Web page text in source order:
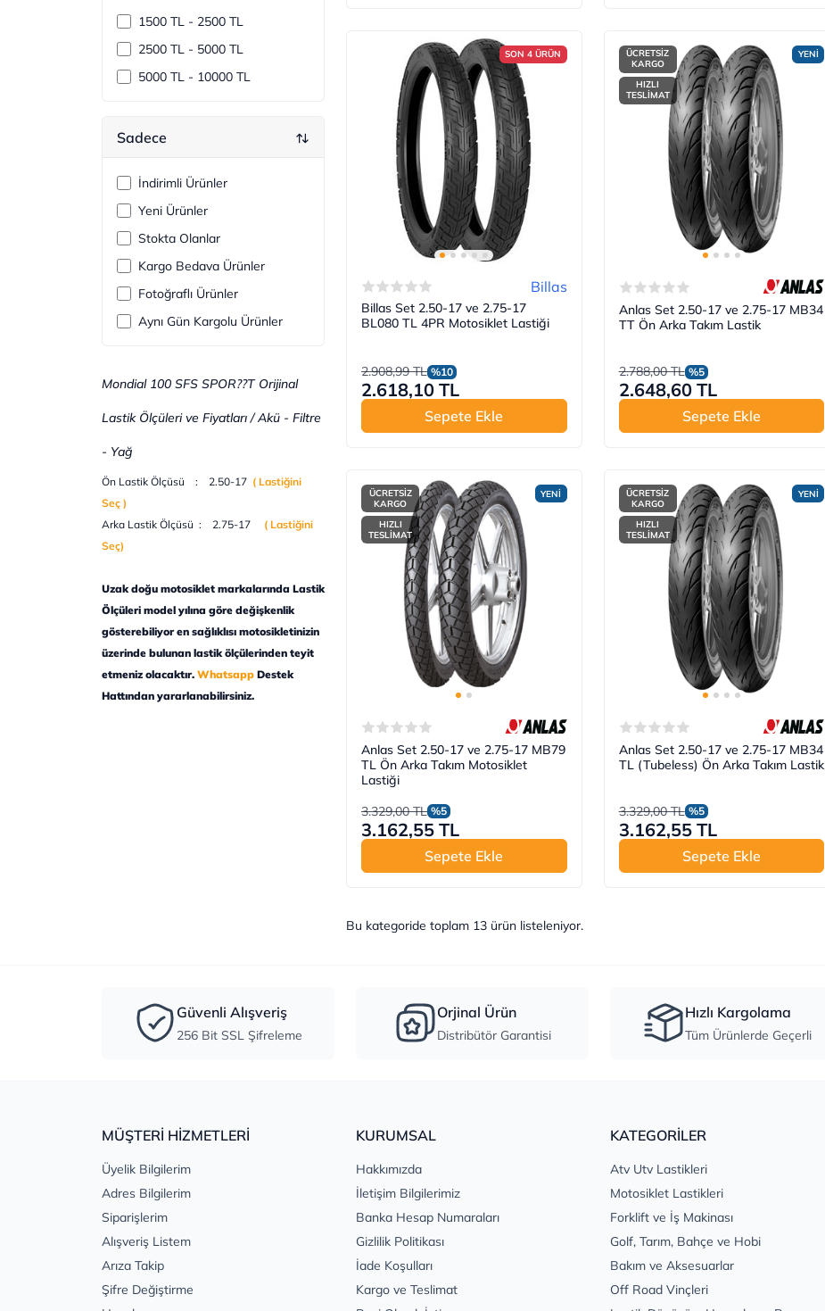
1500 TL - 2500 TL
2500 TL - 5000 TL
5000 TL - 10000 TL
Sadece
İndirimli Ürünler
Yeni Ürünler
Stokta Olanlar
Kargo Bedava Ürünler
Fotoğraflı Ürünler
Aynı Gün Kargolu Ürünler
Mondial 100 SFS SPOR??T Orijinal
Lastik Ölçüleri ve Fiyatları / Akü - Filtre
- Yağ
Ön Lastik Ölçüsü : 2.50-17 ( Lastiğini
Seç )
Arka Lastik Ölçüsü : 2.75-17
( Lastiğini
Seç)
Uzak doğu motosiklet markalarında Lastik
Ölçüleri model yılına göre değişkenlik
gösterebiliyor en sağlıklısı motosikletinizin
üzerinde bulunan lastik ölçülerinden teyit
etmeniz olacaktır. Whatsapp Destek
Hattından yararlanabilirsiniz.
SON 4 ÜRÜN
Billas
Billas Set 2.50-17 ve 2.75-17
BL080 TL 4PR Motosiklet Lastiği
2.908,99 TL %10
2.618,10 TL
Sepete Ekle
YENİ
ÜCRETSİZ
KARGO
HIZLI
TESLİMAT
Anlas Set 2.50-17 ve 2.75-17 MB34
TT Ön Arka Takım Lastik
2.788,00 TL %5
2.648,60 TL
Sepete Ekle
YENİ
ÜCRETSİZ
KARGO
HIZLI
TESLİMAT
Anlas Set 2.50-17 ve 2.75-17 MB79
TL Ön Arka Takım Motosiklet
Lastiği
3.329,00 TL %5
3.162,55 TL
Sepete Ekle
YENİ
ÜCRETSİZ
KARGO
HIZLI
TESLİMAT
Anlas Set 2.50-17 ve 2.75-17 MB34
TL (Tubeless) Ön Arka Takım Lastik
3.329,00 TL %5
3.162,55 TL
Sepete Ekle
Bu kategoride toplam 13 ürün listeleniyor.
Güvenli Alışveriş
256 Bit SSL Şifreleme
Orjinal Ürün
Distribütör Garantisi
Hızlı Kargolama
Tüm Ürünlerde Geçerli
MÜŞTERİ HİZMETLERİ
Üyelik Bilgilerim
Adres Bilgilerim
Siparişlerim
Alışveriş Listem
Arıza Takip
Şifre Değiştirme
KURUMSAL
Hakkımızda
İletişim Bilgilerimiz
Banka Hesap Numaraları
Gizlilik Politikası
İade Koşulları
Kargo ve Teslimat
KATEGORİLER
Atv Utv Lastikleri
Motosiklet Lastikleri
Forklift ve İş Makinası
Golf, Tarım, Bahçe ve Hobi
Bakım ve Aksesuarlar
Off Road Vinçleri